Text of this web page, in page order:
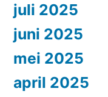
juli 2025
juni 2025
mei 2025
april 2025